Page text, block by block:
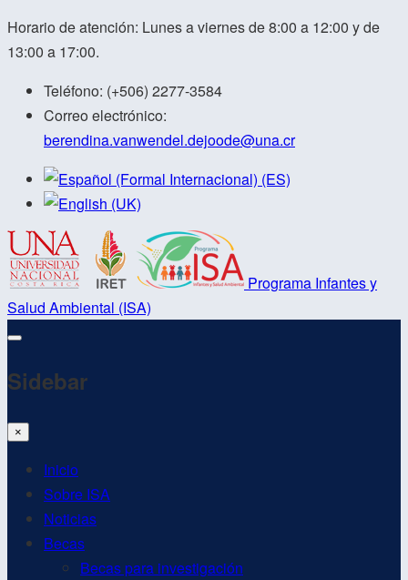
Horario de atención: Lunes a viernes de 8:00 a 12:00 y de
13:00 a 17:00.
Teléfono: (+506) 2277-3584
Correo electrónico:
berendina.vanwendel.dejoode@una.cr
Programa Infantes y
Salud Ambiental (ISA)
Sidebar
×
Inicio
Sobre ISA
Noticias
Becas
Becas para investigación